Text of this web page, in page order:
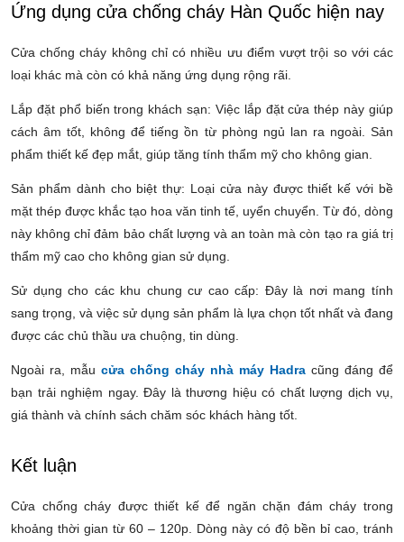
Ứng dụng cửa chống cháy Hàn Quốc hiện nay
Cửa chống cháy không chỉ có nhiều ưu điểm vượt trội so với các
loại khác mà còn có khả năng ứng dụng rộng rãi.
Lắp đặt phổ biến trong khách sạn: Việc lắp đặt cửa thép này giúp
cách âm tốt, không để tiếng ồn từ phòng ngủ lan ra ngoài. Sản
phẩm thiết kế đẹp mắt, giúp tăng tính thẩm mỹ cho không gian.
Sản phẩm dành cho biệt thự: Loại cửa này được thiết kế với bề
mặt thép được khắc tạo hoa văn tinh tế, uyển chuyển. Từ đó, dòng
này không chỉ đảm bảo chất lượng và an toàn mà còn tạo ra giá trị
thẩm mỹ cao cho không gian sử dụng.
Sử dụng cho các khu chung cư cao cấp: Đây là nơi mang tính
sang trọng, và việc sử dụng sản phẩm là lựa chọn tốt nhất và đang
được các chủ thầu ưa chuộng, tin dùng.
Ngoài ra, mẫu cửa chống cháy nhà máy Hadra cũng đáng để
bạn trải nghiệm ngay. Đây là thương hiệu có chất lượng dịch vụ,
giá thành và chính sách chăm sóc khách hàng tốt.
Kết luận
Cửa chống cháy được thiết kế để ngăn chặn đám cháy trong
khoảng thời gian từ 60 – 120p. Dòng này có độ bền bỉ cao, tránh